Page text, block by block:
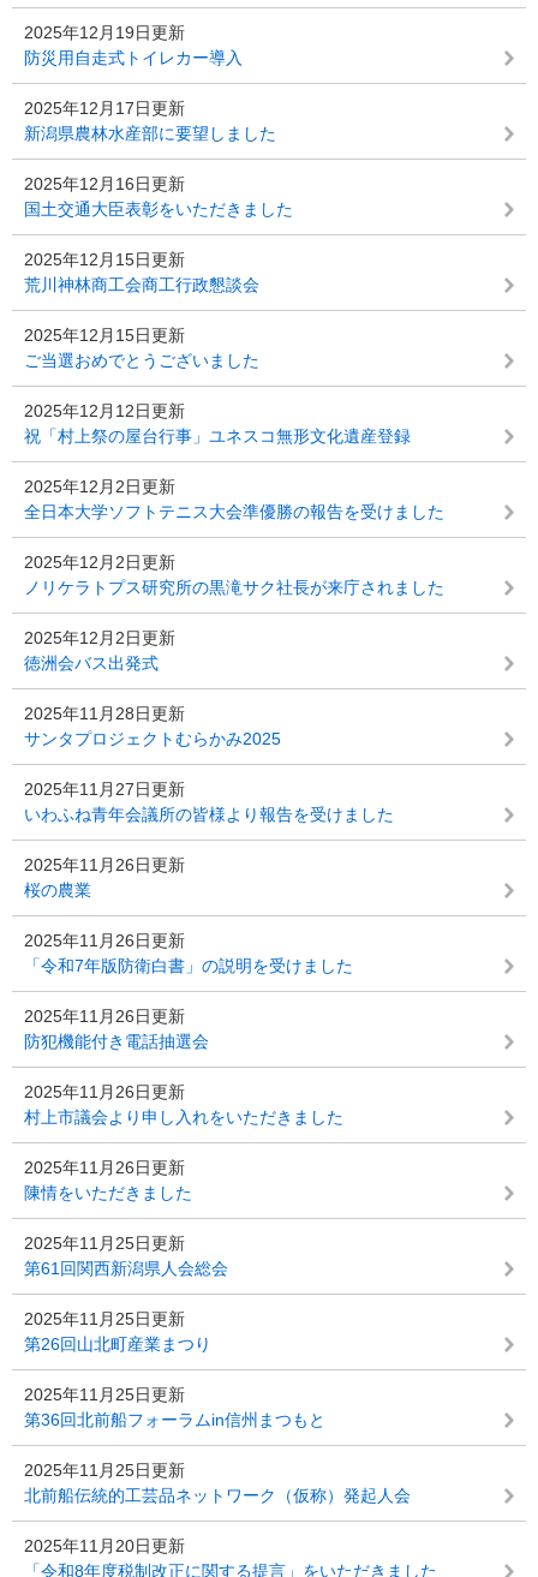
2025年12月19日更新
防災用自走式トイレカー導入
2025年12月17日更新
新潟県農林水産部に要望しました
2025年12月16日更新
国土交通大臣表彰をいただきました
2025年12月15日更新
荒川神林商工会商工行政懇談会
2025年12月15日更新
ご当選おめでとうございました
2025年12月12日更新
祝「村上祭の屋台行事」ユネスコ無形文化遺産登録
2025年12月2日更新
全日本大学ソフトテニス大会準優勝の報告を受けました
2025年12月2日更新
ノリケラトプス研究所の黒滝サク社長が来庁されました
2025年12月2日更新
徳洲会バス出発式
2025年11月28日更新
サンタプロジェクトむらかみ2025
2025年11月27日更新
いわふね青年会議所の皆様より報告を受けました
2025年11月26日更新
桜の農業
2025年11月26日更新
「令和7年版防衛白書」の説明を受けました
2025年11月26日更新
防犯機能付き電話抽選会
2025年11月26日更新
村上市議会より申し入れをいただきました
2025年11月26日更新
陳情をいただきました
2025年11月25日更新
第61回関西新潟県人会総会
2025年11月25日更新
第26回山北町産業まつり
2025年11月25日更新
第36回北前船フォーラムin信州まつもと
2025年11月25日更新
北前船伝統的工芸品ネットワーク（仮称）発起人会
2025年11月20日更新
「令和8年度税制改正に関する提言」をいただきました